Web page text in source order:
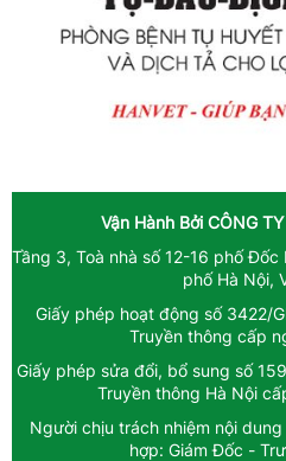
Vận Hành Bởi CÔNG
Tầng 3, Toà nhà số 12-16 phố
phố Hà Nội,
Giấy phép hoạt động số 3422/
Truyền thông cấp
Giấy phép sửa đổi, bổ sung số
Truyền thông Hà Nội
Người chịu trách nhiệm nội
hợp: Giám Đốc -